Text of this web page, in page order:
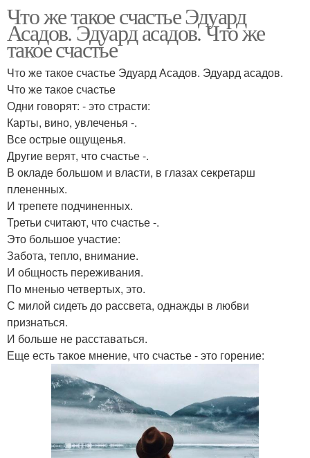
Детский воспитатель Детский парк
Что же такое счастье Эдуард
Асадов. Эдуард асадов. Что же
такое счастье
Что же такое счастье Эдуард Асадов. Эдуард асадов.
Что же такое счастье
Одни говорят: - это страсти:
Карты, вино, увлеченья -.
Все острые ощущенья.
Другие верят, что счастье -.
В окладе большом и власти, в глазах секретарш
плененных.
И трепете подчиненных.
Третьи считают, что счастье -.
Это большое участие:
Забота, тепло, внимание.
И общность переживания.
По мненью четвертых, это.
С милой сидеть до рассвета, однажды в любви
признаться.
И больше не расставаться.
Еще есть такое мнение, что счастье - это горение: